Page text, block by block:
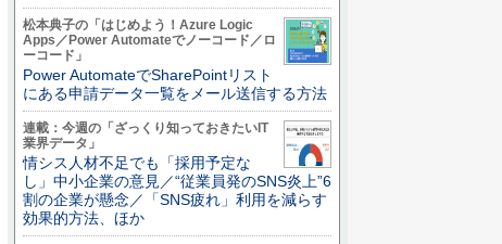
松本典子の「はじめよう！Azure Logic
Apps／Power Automateでノーコード／ロ
ーコード」
Power AutomateでSharePointリスト
にある申請データ一覧をメール送信する方法
連載：今週の「ざっくり知っておきたいIT
業界データ」
情シス人材不足でも「採用予定な
し」中小企業の意見／“従業員発のSNS炎上”6
割の企業が懸念／「SNS疲れ」利用を減らす
効果的方法、ほか